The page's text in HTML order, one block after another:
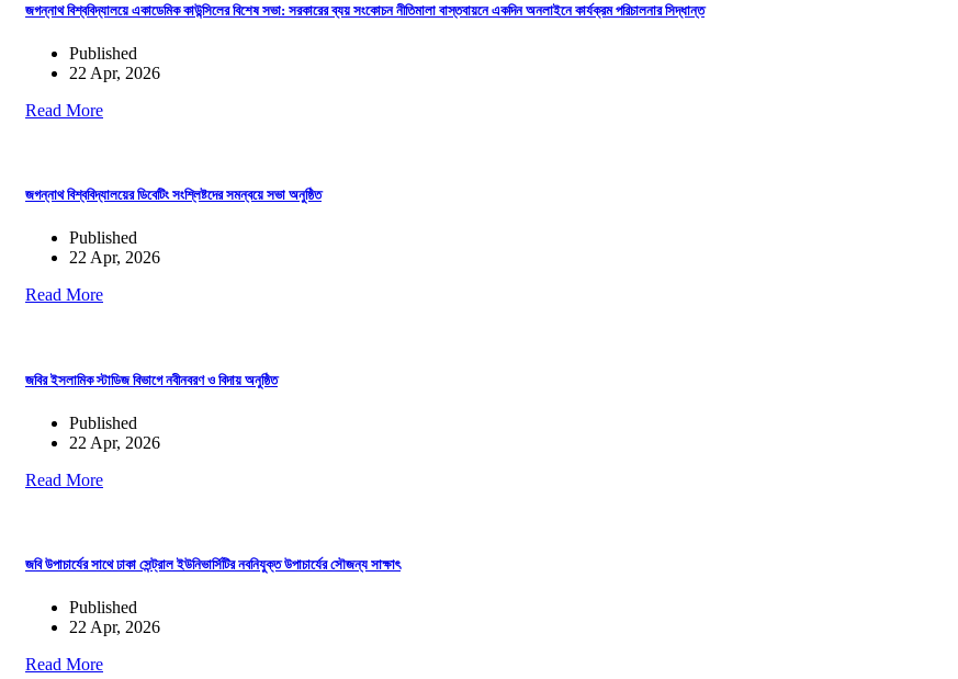
জগন্নাথ বিশ্ববিদ্যালয়ে একাডেমিক কাউন্সিলের বিশেষ সভা: সরকারের ব্যয় সংকোচন নীতিমালা বাস্তবায়নে একদিন অনলাইনে কার্যক্রম পরিচালনার সিদ্ধান্ত
Published
22 Apr, 2026
Read More
জগন্নাথ বিশ্ববিদ্যালয়ের ডিবেটিং সংশ্লিষ্টদের সমন্বয়ে সভা অনুষ্ঠিত
Published
22 Apr, 2026
Read More
জবির ইসলামিক স্টাডিজ বিভাগে নবীনবরণ ও বিদায় অনুষ্ঠিত
Published
22 Apr, 2026
Read More
জবি উপাচার্যের সাথে ঢাকা সেন্ট্রাল ইউনিভার্সিটির নবনিযুক্ত উপাচার্যের সৌজন্য সাক্ষাৎ
Published
22 Apr, 2026
Read More